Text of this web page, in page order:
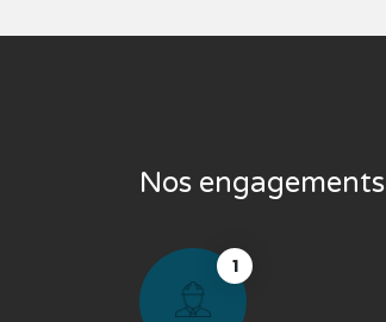
Nos engagements
1